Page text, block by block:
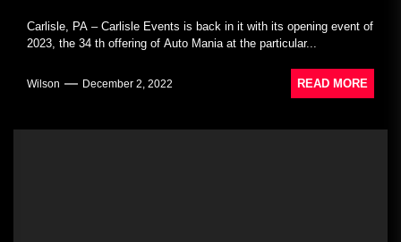
Carlisle, PA – Carlisle Events is back in it with its opening event of
2023, the 34 th offering of Auto Mania at the particular...
Wilson December 2, 2022 READ MORE